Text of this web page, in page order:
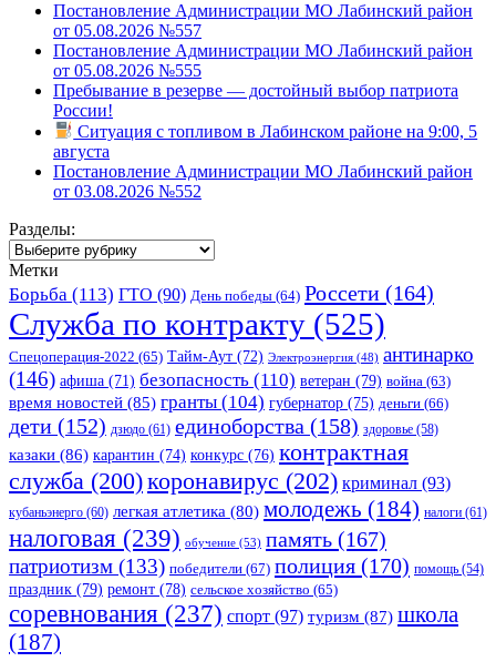
Постановление Администрации МО Лабинский район
от 05.08.2026 №557
Постановление Администрации МО Лабинский район
от 05.08.2026 №555
Пребывание в резерве — достойный выбор патриота
России!
Ситуация с топливом в Лабинском районе на 9:00, 5
августа
Постановление Администрации МО Лабинский район
от 03.08.2026 №552
Разделы:
Разделы:
Метки
Борьба (113) ГТО (90) День победы (64) Россети (164)
Служба по контракту (525)
Спецоперация-2022 (65) Тайм-Аут (72) Электроэнергия (48) антинарко
(146) афиша (71) безопасность (110) ветеран (79) война (63)
время новостей (85) гранты (104) губернатор (75) деньги (66)
дети (152) дзюдо (61) единоборства (158) здоровье (58)
казаки (86) карантин (74) конкурс (76) контрактная
служба (200)коронавирус (202) криминал (93)
кубаньэнерго (60) легкая атлетика (80) молодежь (184) налоги (61)
налоговая (239) обучение (53) память (167)
патриотизм (133) победители (67) полиция (170) помощь (54)
праздник (79) ремонт (78) сельское хозяйство (65)
соревнования (237) спорт (97) туризм (87) школа
(187)